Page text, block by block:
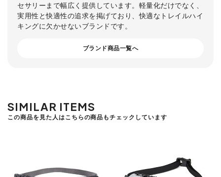
セサリーまで幅広く提供しています。軽量化だけでなく、
実用性と快適性の追求を掲げており、快適なトレイルハイ
キングに欠かせないブランドです。
ブランド商品一覧へ
SIMILAR ITEMS
この商品を見た人はこちらの商品もチェックしています